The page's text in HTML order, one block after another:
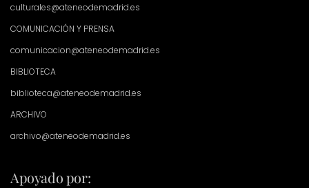
culturales@ateneodemadrid.es
COMUNICACIÓN Y PRENSA
comunicacion@ateneodemadrid.es
BIBLIOTECA
biblioteca@ateneodemadrid.es
ARCHIVO
archivo@ateneodemadrid.es
Apoyado por: